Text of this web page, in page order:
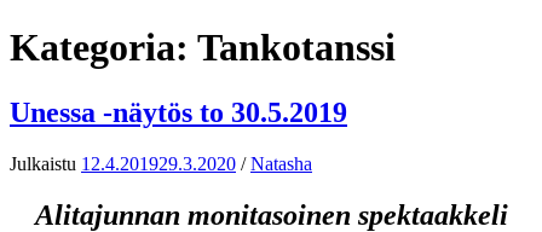
Kategoria: Tankotanssi
Unessa -näytös to 30.5.2019
Julkaistu 12.4.201929.3.2020 /Natasha
Alitajunnan monitasoinen spektaakkeli